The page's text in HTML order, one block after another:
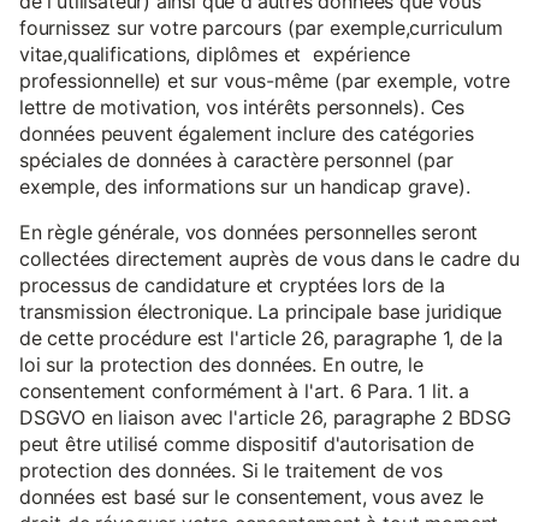
fournissez sur votre parcours (par exemple,curriculum
vitae,qualifications, diplômes et expérience
professionnelle) et sur vous-même (par exemple, votre
lettre de motivation, vos intérêts personnels). Ces
données peuvent également inclure des catégories
spéciales de données à caractère personnel (par
exemple, des informations sur un handicap grave).
En règle générale, vos données personnelles seront
collectées directement auprès de vous dans le cadre du
processus de candidature et cryptées lors de la
transmission électronique. La principale base juridique
de cette procédure est l'article 26, paragraphe 1, de la
loi sur la protection des données. En outre, le
consentement conformément à l'art. 6 Para. 1 lit. a
DSGVO en liaison avec l'article 26, paragraphe 2 BDSG
peut être utilisé comme dispositif d'autorisation de
protection des données. Si le traitement de vos
données est basé sur le consentement, vous avez le